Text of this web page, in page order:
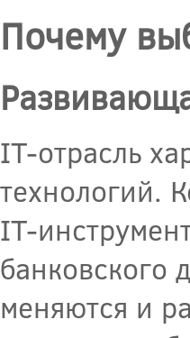
Почему
IT-отрасль
технологий.
IT-
банковского
меняются и